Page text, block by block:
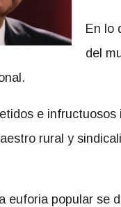
En lo
del
e
rural y
euforia popular se